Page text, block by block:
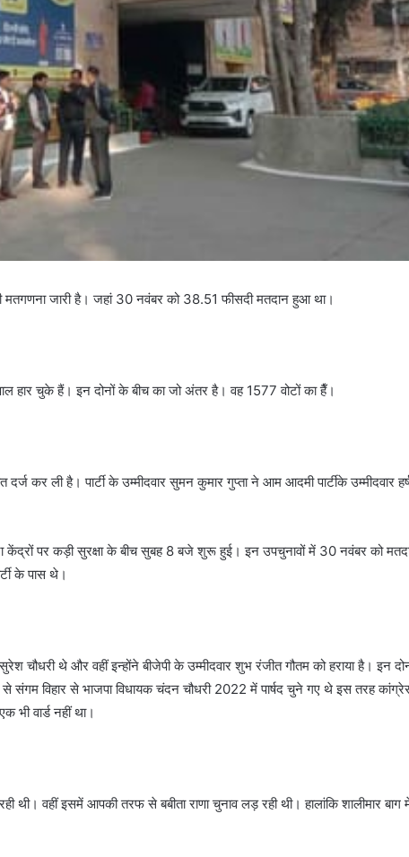
मतगणना जारी है। जहां 30 नवंबर को 38.51 फीसदी मतदान हुआ था।
हार चुके हैं। इन दोनों के बीच का जो अंतर है। वह 1577 वोटों का हैँ।
कर ली है। पार्टी के उम्मीदवार सुमन कुमार गुप्ता ने आम आदमी पार्टीके उम्मीदवार
केंद्रों पर कड़ी सुरक्षा के बीच सुबह 8 बजे शुरू हुई। इन उपचुनावों में 30 नवंबर को
के पास थे।
चौधरी थे और वहीं इन्होंने बीजेपी के उम्मीदवार शुभ रंजीत गौतम को हराया है। इन
संगम विहार से भाजपा विधायक चंदन चौधरी 2022 में पार्षद चुने गए थे इस तरह
भी वार्ड नहीं था।
वहीं इसमें आपकी तरफ से बबीता राणा चुनाव लड़ रही थी। हालांकि शालीमार बाग